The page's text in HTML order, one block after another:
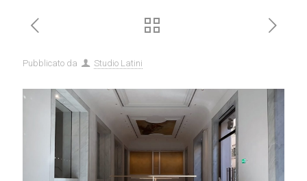
Pubblicato da Studio Latini